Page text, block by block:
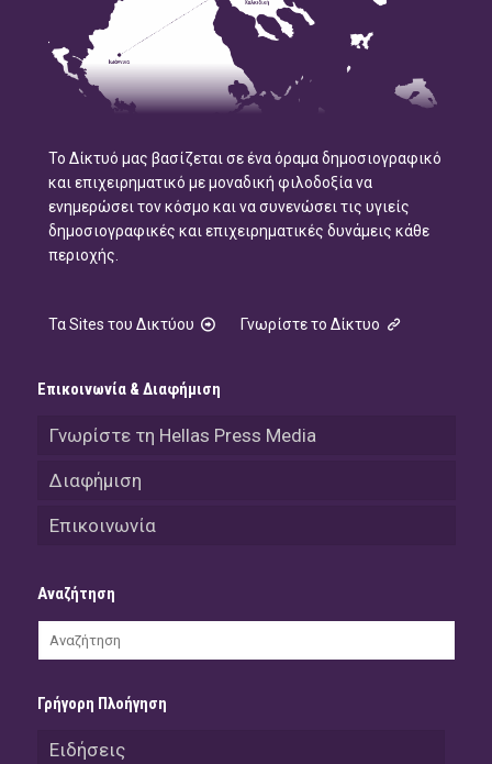
Το Δίκτυό μας βασίζεται σε ένα όραμα δημοσιογραφικό
και επιχειρηματικό με μοναδική φιλοδοξία να
ενημερώσει τον κόσμο και να συνενώσει τις υγιείς
δημοσιογραφικές και επιχειρηματικές δυνάμεις κάθε
περιοχής.
Τα Sites του Δικτύου Γνωρίστε το Δίκτυο
Επικοινωνία & Διαφήμιση
Γνωρίστε τη Hellas Press Media
Διαφήμιση
Επικοινωνία
Αναζήτηση
Γρήγορη Πλοήγηση
Ειδήσεις